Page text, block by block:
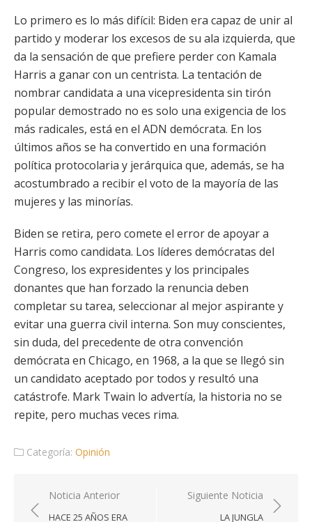
Lo primero es lo más difícil: Biden era capaz de unir al
partido y moderar los excesos de su ala izquierda, que
da la sensación de que prefiere perder con Kamala
Harris a ganar con un centrista. La tentación de
nombrar candidata a una vicepresidenta sin tirón
popular demostrado no es solo una exigencia de los
más radicales, está en el ADN demócrata. En los
últimos años se ha convertido en una formación
política protocolaria y jerárquica que, además, se ha
acostumbrado a recibir el voto de la mayoría de las
mujeres y las minorías.
Biden se retira, pero comete el error de apoyar a
Harris como candidata. Los líderes demócratas del
Congreso, los expresidentes y los principales
donantes que han forzado la renuncia deben
completar su tarea, seleccionar al mejor aspirante y
evitar una guerra civil interna. Son muy conscientes,
sin duda, del precedente de otra convención
demócrata en Chicago, en 1968, a la que se llegó sin
un candidato aceptado por todos y resultó una
catástrofe. Mark Twain lo advertía, la historia no se
repite, pero muchas veces rima.
Categoría: Opinión
Navegación
de
Noticia Anterior
HACE 25 AÑOS ERA
Siguiente Noticia
LA JUNGLA